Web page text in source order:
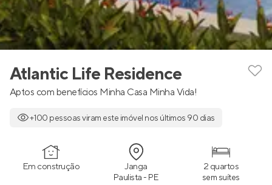
Atlantic Life Residence
Aptos com benefícios Minha Casa Minha Vida!
+100 pessoas viram este imóvel nos últimos 90 dias
Em construção Janga
Paulista - PE
2 quartos
sem suítes